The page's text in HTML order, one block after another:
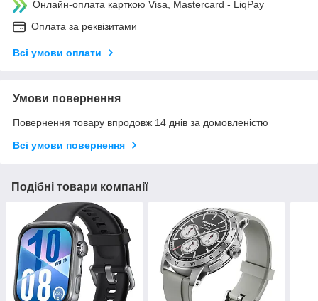
Онлайн-оплата карткою Visa, Mastercard - LiqPay
Оплата за реквізитами
Всі умови оплати
Умови повернення
Повернення товару впродовж 14 днів за домовленістю
Всі умови повернення
Подібні товари компанії